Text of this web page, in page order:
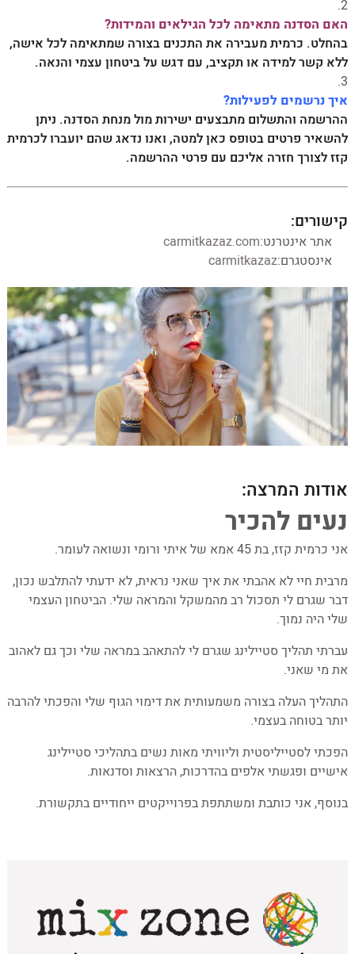
האם הסדנה מתאימה לכל הגילאים והמידות?
בהחלט. כרמית מעבירה את התכנים בצורה שמתאימה לכל אישה,
ללא קשר למידה או תקציב, עם דגש על ביטחון עצמי והנאה.
איך נרשמים לפעילות?
ההרשמה והתשלום מתבצעים ישירות מול מנחת הסדנה. ניתן
להשאיר פרטים בטופס כאן למטה, ואנו נדאג שהם יועברו לכרמית
קזז לצורך חזרה אליכם עם פרטי ההרשמה.
קישורים:
אתר אינטרנט:carmitkazaz.com
אינסטגרם:carmitkazaz
אודות המרצה:
נעים להכיר
אני כרמית קזז, בת 45 אמא של איתי ורומי ונשואה לעומר.
מרבית חיי לא אהבתי את איך שאני נראית, לא ידעתי להתלבש נכון,
דבר שגרם לי תסכול רב מהמשקל והמראה שלי. הביטחון העצמי
שלי היה נמוך.
עברתי תהליך סטיילינג שגרם לי להתאהב במראה שלי וכך גם לאהוב
את מי שאני.
התהליך העלה בצורה משמעותית את דימוי הגוף שלי והפכתי להרבה
יותר בטוחה בעצמי.
הפכתי לסטייליסטית וליוויתי מאות נשים בתהליכי סטיילינג
אישיים ופגשתי אלפים בהדרכות, הרצאות וסדנאות.
בנוסף, אני כותבת ומשתתפת בפרוייקטים ייחודיים בתקשורת.